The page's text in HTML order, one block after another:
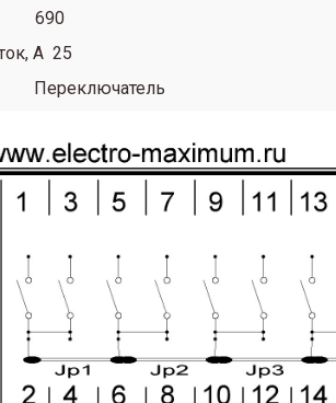
В 690
А 25
Переключатель